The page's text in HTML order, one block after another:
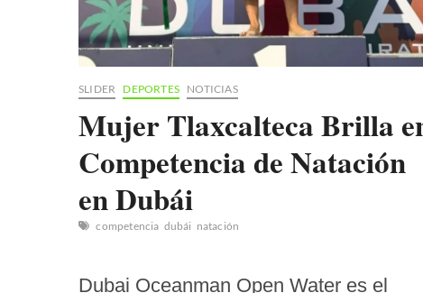
SLIDER DEPORTES NOTICIAS
Mujer Tlaxcalteca Brilla
Competencia de Natación
en Dubái
competencia dubái natación
Dubai Oceanman Open Water es el